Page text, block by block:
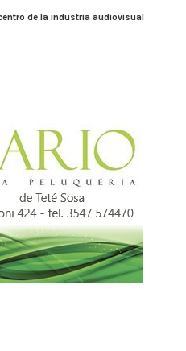
de la industria audiovisual